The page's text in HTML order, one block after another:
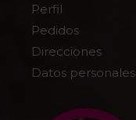
Perfil
Pedidos
Direcciones
Datos personales